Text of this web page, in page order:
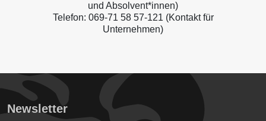
und Absolvent*innen)
Telefon: 069-71 58 57-121 (Kontakt für
Unternehmen)
Newsletter